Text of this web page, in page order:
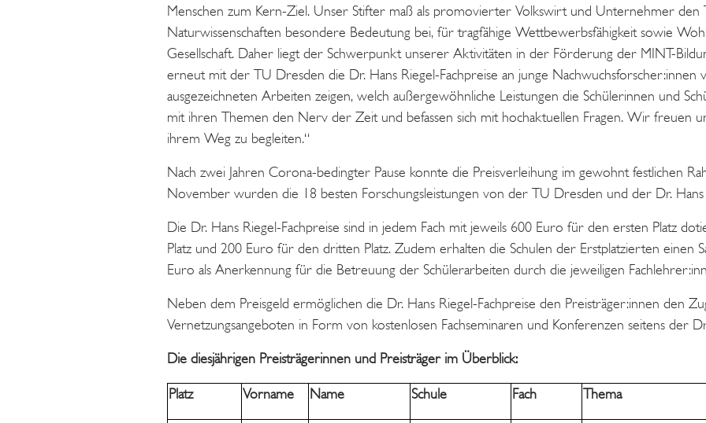
Menschen zum Kern-Ziel. Unser Stifter maß als promovierter Volkswirt und Unternehmer den
Naturwissenschaften besondere Bedeutung bei, für tragfähige Wettbewerbsfähigkeit sowie
Gesellschaft. Daher liegt der Schwerpunkt unserer Aktivitäten in der Förderung der MINT-
erneut mit der TU Dresden die Dr. Hans Riegel-Fachpreise an junge Nachwuchsforscher:innen
ausgezeichneten Arbeiten zeigen, welch außergewöhnliche Leistungen die Schülerinnen und
mit ihren Themen den Nerv der Zeit und befassen sich mit hochaktuellen Fragen. Wir freuen
ihrem Weg zu begleiten.“
Nach zwei Jahren Corona-bedingter Pause konnte die Preisverleihung im gewohnt festlichen
November wurden die 18 besten Forschungsleistungen von der TU Dresden und der Dr. Hans
Die Dr. Hans Riegel-Fachpreise sind in jedem Fach mit jeweils 600 Euro für den ersten Platz
Platz und 200 Euro für den dritten Platz. Zudem erhalten die Schulen der Erstplatzierten einen
Euro als Anerkennung für die Betreuung der Schülerarbeiten durch die jeweiligen
Neben dem Preisgeld ermöglichen die Dr. Hans Riegel-Fachpreise den Preisträger:innen den
Vernetzungsangeboten in Form von kostenlosen Fachseminaren und Konferenzen seitens der
Die diesjährigen Preisträgerinnen und Preisträger im Überblick:
Platz Vorname Name Schule Fach Thema